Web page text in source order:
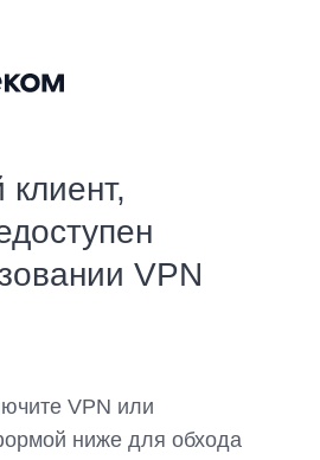
VPN
VPN или
ниже для обхода